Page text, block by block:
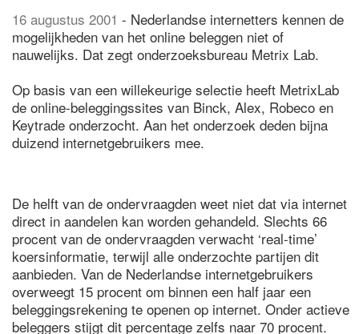
16 augustus 2001 - Nederlandse internetters kennen de
mogelijkheden van het online beleggen niet of
nauwelijks. Dat zegt onderzoeksbureau Metrix Lab.
Op basis van een willekeurige selectie heeft MetrixLab
de online-beleggingssites van Binck, Alex, Robeco en
Keytrade onderzocht. Aan het onderzoek deden bijna
duizend internetgebruikers mee.
De helft van de ondervraagden weet niet dat via internet
direct in aandelen kan worden gehandeld. Slechts 66
procent van de ondervraagden verwacht ‘real-time’
koersinformatie, terwijl alle onderzochte partijen dit
aanbieden. Van de Nederlandse internetgebruikers
overweegt 15 procent om binnen een half jaar een
beleggingsrekening te openen op internet. Onder actieve
beleggers stijgt dit percentage zelfs naar 70 procent.